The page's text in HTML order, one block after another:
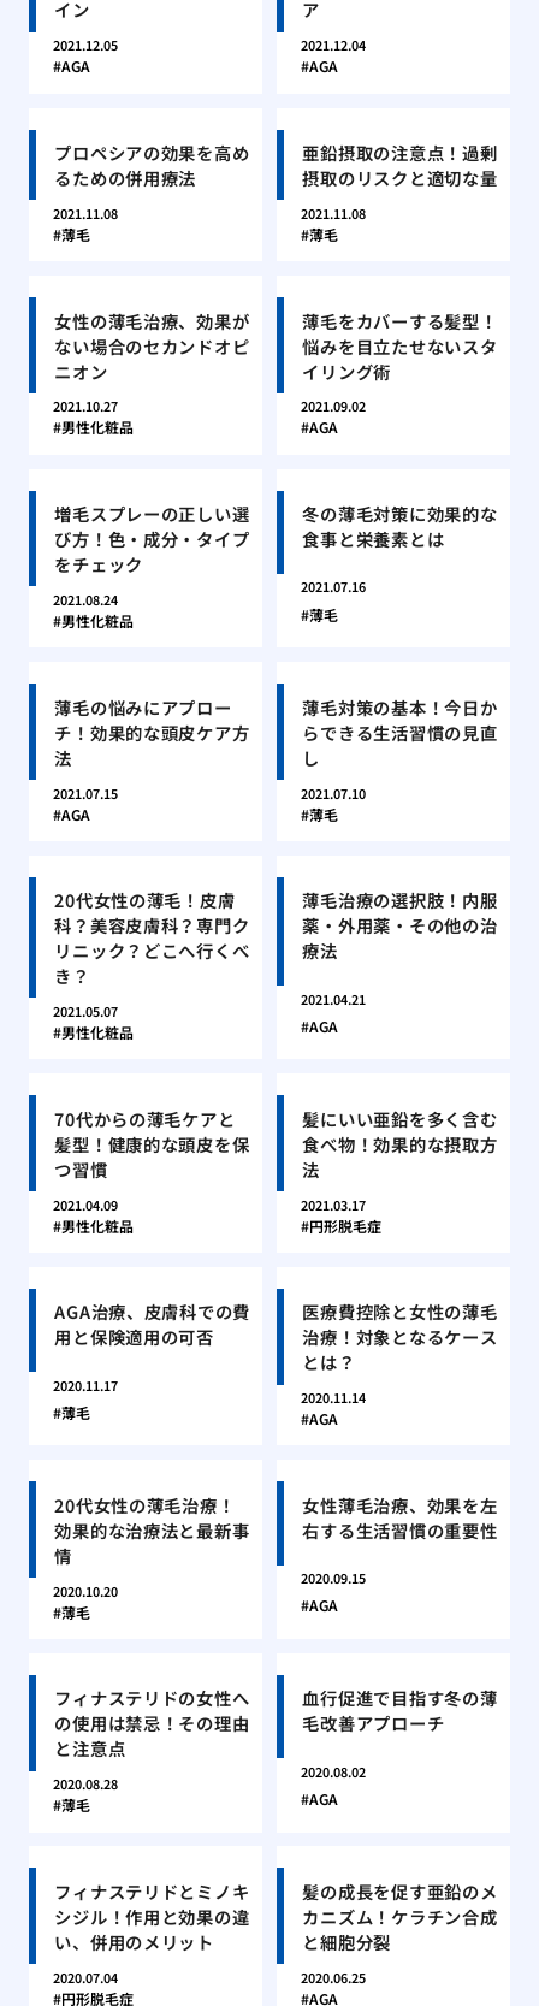
イン
2021.12.05
AGA
ア
2021.12.04
AGA
プロペシアの効果を高め
るための併用療法
2021.11.08
薄毛
亜鉛摂取の注意点！過剰
摂取のリスクと適切な量
2021.11.08
薄毛
女性の薄毛治療、効果が
ない場合のセカンドオピ
ニオン
2021.10.27
男性化粧品
薄毛をカバーする髪型！
悩みを目立たせないスタ
イリング術
2021.09.02
AGA
増毛スプレーの正しい選
び方！色・成分・タイプ
をチェック
2021.08.24
男性化粧品
冬の薄毛対策に効果的な
食事と栄養素とは
2021.07.16
薄毛
薄毛の悩みにアプロー
チ！効果的な頭皮ケア方
法
2021.07.15
AGA
薄毛対策の基本！今日か
らできる生活習慣の見直
し
2021.07.10
薄毛
20代女性の薄毛！皮膚
科？美容皮膚科？専門ク
リニック？どこへ行くべ
き？
2021.05.07
男性化粧品
薄毛治療の選択肢！内服
薬・外用薬・その他の治
療法
2021.04.21
AGA
70代からの薄毛ケアと
髪型！健康的な頭皮を保
つ習慣
2021.04.09
男性化粧品
髪にいい亜鉛を多く含む
食べ物！効果的な摂取方
法
2021.03.17
円形脱毛症
AGA治療、皮膚科での費
用と保険適用の可否
2020.11.17
薄毛
医療費控除と女性の薄毛
治療！対象となるケース
とは？
2020.11.14
AGA
20代女性の薄毛治療！
効果的な治療法と最新事
情
2020.10.20
薄毛
女性薄毛治療、効果を左
右する生活習慣の重要性
2020.09.15
AGA
フィナステリドの女性へ
の使用は禁忌！その理由
と注意点
2020.08.28
薄毛
血行促進で目指す冬の薄
毛改善アプローチ
2020.08.02
AGA
フィナステリドとミノキ
シジル！作用と効果の違
い、併用のメリット
2020.07.04
円形脱毛症
髪の成長を促す亜鉛のメ
カニズム！ケラチン合成
と細胞分裂
2020.06.25
AGA